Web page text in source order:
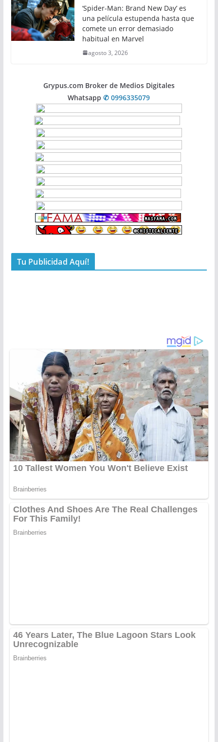
‘Spider-Man: Brand New Day’ es
una película estupenda hasta que
comete un error demasiado
habitual en Marvel
agosto 3, 2026
Grypus.com Broker de Medios Digitales
Whatsapp✆ 0996335079
Tu Publicidad Aquí!